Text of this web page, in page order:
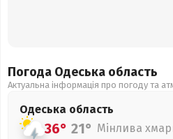
Погода Одеська область
Актуальна інформація про погоду та
Одеська область
36° 21° Мінлива